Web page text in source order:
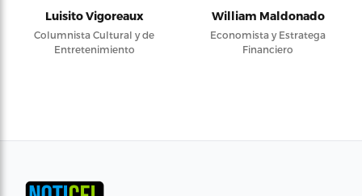
Luisito Vigoreaux
Columnista Cultural y de
Entretenimiento
William Maldonado
Economista y Estratega
Financiero